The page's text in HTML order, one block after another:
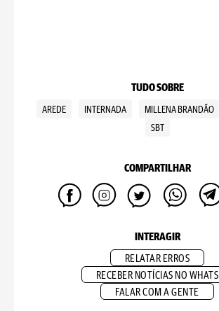
TUDO SOBRE
AREDE INTERNADA MILLENA BRANDÃO
SBT
COMPARTILHAR
INTERAGIR
RELATAR ERROS
RECEBER NOTÍCIAS NO WHATS
FALAR COM A GENTE